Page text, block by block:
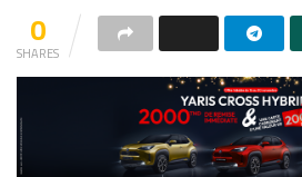
0
SHARES